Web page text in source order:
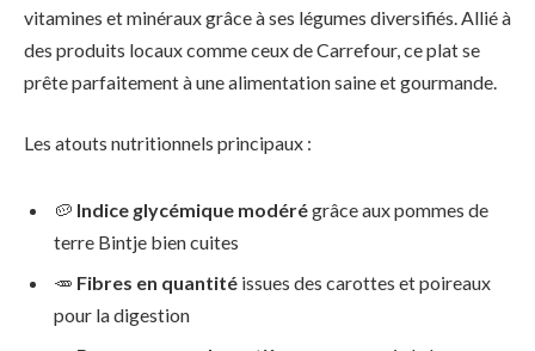
vitamines et minéraux grâce à ses légumes diversifiés. Allié à
des produits locaux comme ceux de Carrefour, ce plat se
prête parfaitement à une alimentation saine et gourmande.
Les atouts nutritionnels principaux :
🥔 Indice glycémique modérégrâce aux pommes de
terre Bintje bien cuites
🥕 Fibres en quantité issues des carottes et poireaux
pour la digestion